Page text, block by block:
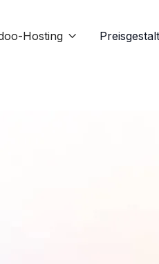
Hosting 